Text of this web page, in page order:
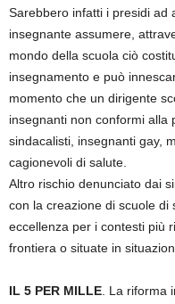
Sarebbero infatti i presidi ad
insegnante assumere,
mondo della scuola ciò
insegnamento e può
momento che un dirigente
insegnanti non conformi alla
sindacalisti, insegnanti gay,
cagionevoli di salute.
Altro rischio denunciato dai
con la creazione di scuole di
eccellenza per i contesti più
frontiera o situate in
IL 5 PER MILLE . La